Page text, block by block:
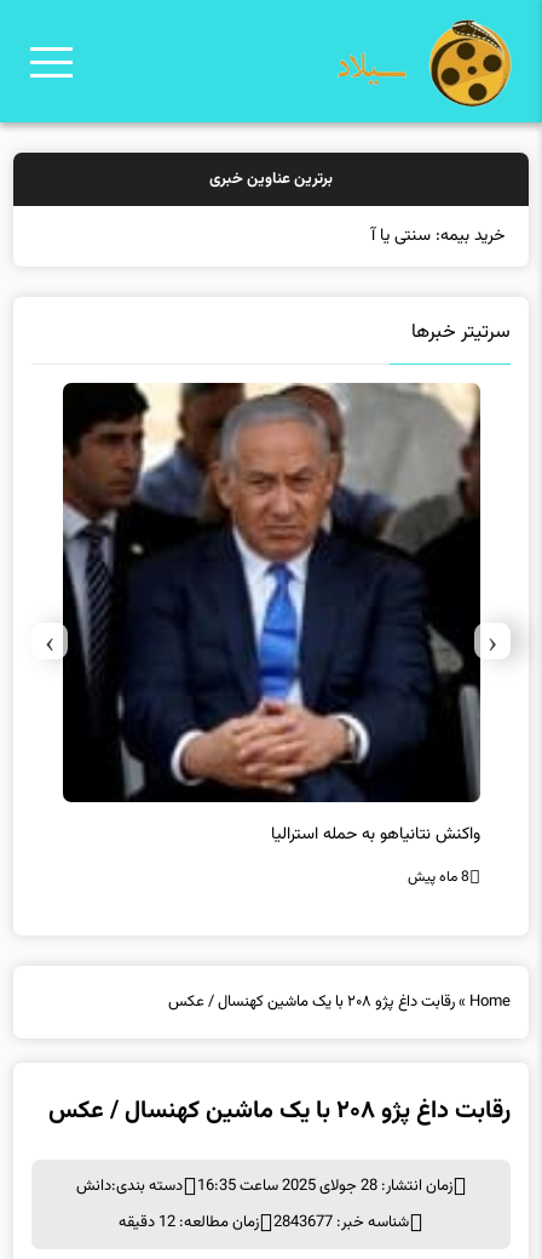
برترین عناوین خبری
خرید بیمه: سنتی یا آنلاین؟ کدامیک
سرتیتر خبرها
واکنش نتانیاهو به حمله استرالیا
8 ماه پیش
‹
›
Home
»رقابت داغ پژو ۲۰۸ با یک ماشین کهنسال / عکس
رقابت داغ پژو ۲۰۸ با یک ماشین کهنسال / عکس
زمان انتشار: 28 جولای 2025 ساعت 16:35 دسته بندی:دانش
شناسه خبر: 2843677
زمان مطالعه: 12 دقیقه